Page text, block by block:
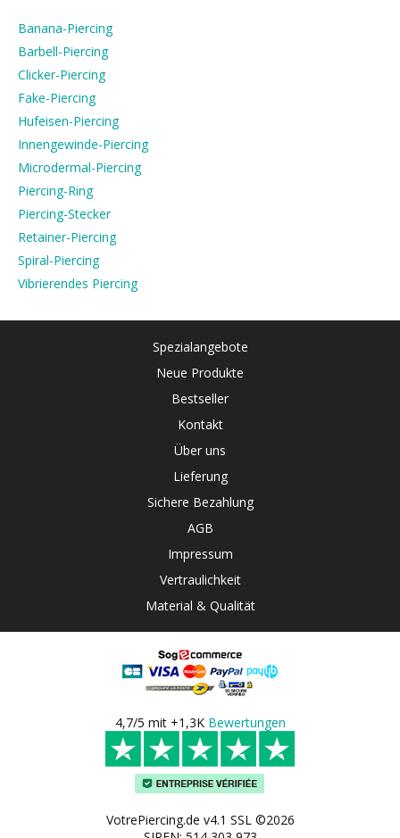
Banana-Piercing
Barbell-Piercing
Clicker-Piercing
Fake-Piercing
Hufeisen-Piercing
Innengewinde-Piercing
Microdermal-Piercing
Piercing-Ring
Piercing-Stecker
Retainer-Piercing
Spiral-Piercing
Vibrierendes Piercing
Spezialangebote
Neue Produkte
Bestseller
Kontakt
Über uns
Lieferung
Sichere Bezahlung
AGB
Impressum
Vertraulichkeit
Material & Qualität
4,7/5 mit +1,3K Bewertungen
VotrePiercing.de v4.1 SSL ©2026